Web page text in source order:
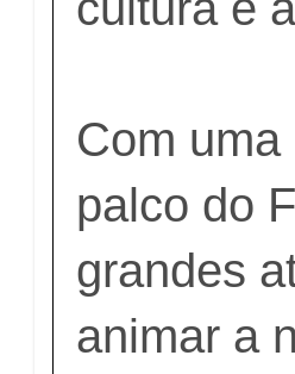
Com
palco do
grandes
animar a